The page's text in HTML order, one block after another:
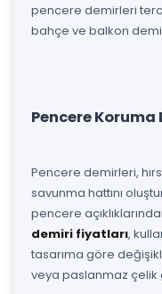
pencere demirleri
bahçe ve balkon
Pencere Koruma
Pencere demirleri,
savunma hattını
pencere
demiri fiyatları,
tasarıma göre
veya paslanmaz